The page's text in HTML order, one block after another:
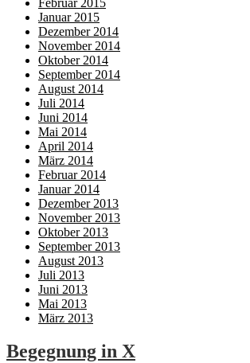
Januar 2015
Dezember 2014
November 2014
Oktober 2014
September 2014
August 2014
Juli 2014
Juni 2014
Mai 2014
April 2014
März 2014
Februar 2014
Januar 2014
Dezember 2013
November 2013
Oktober 2013
September 2013
August 2013
Juli 2013
Juni 2013
Mai 2013
März 2013
Begegnung in X